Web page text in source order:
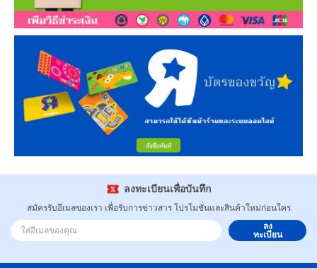
ลงทะเบียนเพื่อบันทึก
สมัครรับอีเมลของเรา เพื่อรับการข่าวสาร โปรโมชั่นและสินค้าใหม่ก่อนใคร
ลง
ทะเบียน